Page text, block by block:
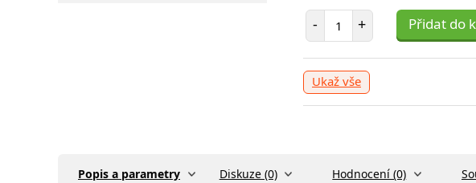
- Počet položek
+ Přidat do
Ukaž vše
Popis a parametry Diskuze (0) Hodnocení (0)